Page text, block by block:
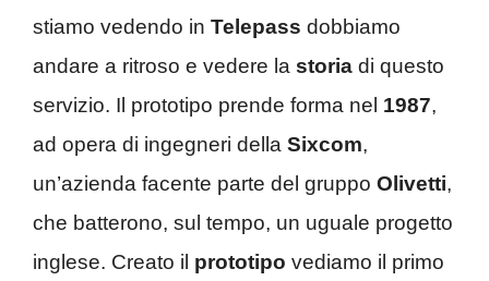
stiamo vedendo in Telepass dobbiamo
andare a ritroso e vedere la storia di questo
servizio. Il prototipo prende forma nel 1987,
ad opera di ingegneri della Sixcom,
un’azienda facente parte del gruppo Olivetti,
che batterono, sul tempo, un uguale progetto
inglese. Creato il prototipo vediamo il primo